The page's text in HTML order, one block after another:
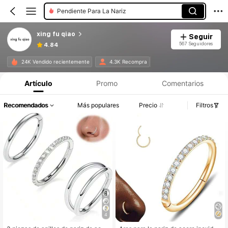
Pendiente Para La Nariz
xing fu qiao
4.84
Seguir
567 Seguidores
24K Vendido recientemente 4.3K Recompra
Artículo Promo Comentarios
Recomendados Más populares Precio Filtros
4